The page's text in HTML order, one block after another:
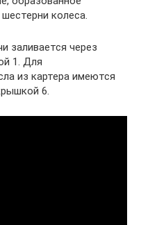
колеса.
заливается через
1. Для
из картера имеются
6.